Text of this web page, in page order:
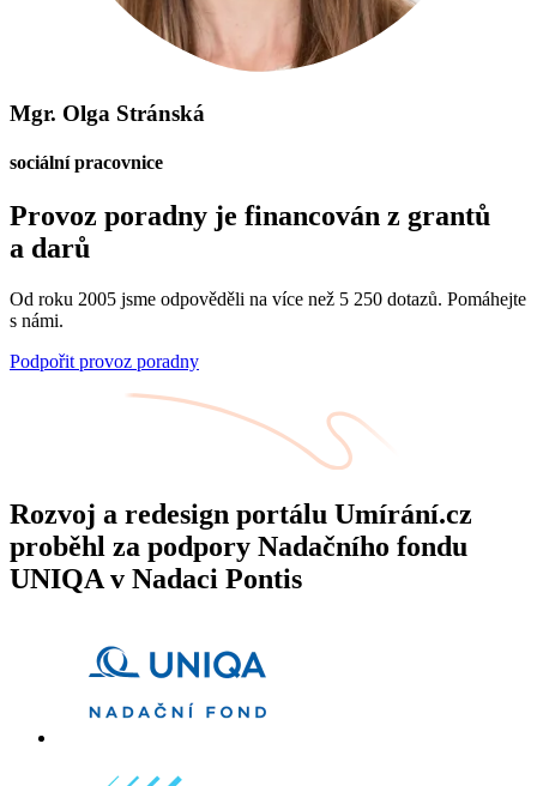
Mgr. Olga Stránská
sociální pracovnice
Provoz poradny je financován z grantů
a darů
Od roku 2005 jsme odpověděli na více než 5 250 dotazů. Pomáhejte
s námi.
Podpořit provoz poradny
Rozvoj a redesign portálu Umírání.cz
proběhl za podpory Nadačního fondu
UNIQA v Nadaci Pontis